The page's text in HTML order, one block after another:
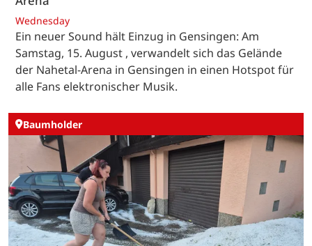
Wednesday
Ein neuer Sound hält Einzug in Gensingen: Am
Samstag, 15. August , verwandelt sich das Gelände
der Nahetal-Arena in Gensingen in einen Hotspot für
alle Fans elektronischer Musik.
Baumholder